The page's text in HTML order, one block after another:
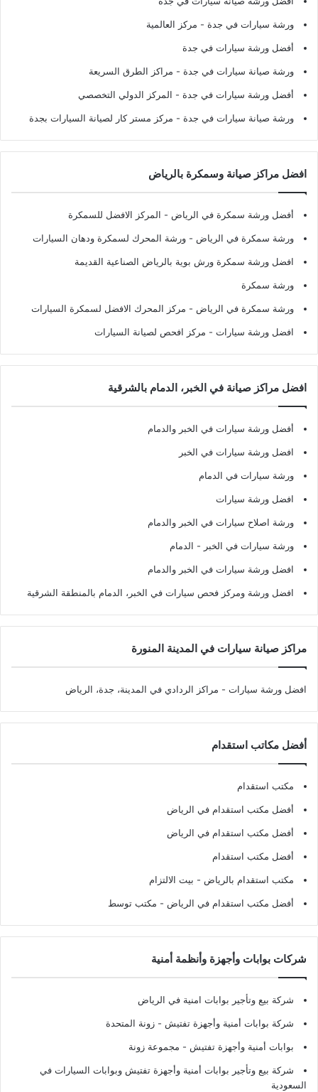
ورشة سيارات في جدة - مركز العالمية
أفضل ورشة سيارات في جدة
ورشة صيانة سيارات في جدة - مراكز الطرق السريعة
أفضل ورشة سيارات في جدة - المركز الدولي التخصصي
ورشة صيانة سيارات في جدة - مركز مستر كار لصيانة السيارات بجدة
افضل مراكز صيانة وسمكرة بالرياض
أفضل ورشة سمكرة في الرياض - المركز الافضل للسمكرة
ورشة سمكرة في الرياض - ورشة المحرك لسمكرة ودهان السيارات
افضل ورشة سمكرة ورش بوية بالرياض الصناعية القديمة
ورشة سمكرة
ورشة سمكرة في الرياض - مركز المحرك الافضل لسمكرة السيارات
افضل ورشة سيارات - مركز افحص لصيانة السيارات
افضل مراكز صيانة في الخبر، الدمام بالشرقية
أفضل ورشة سيارات في الخبر والدمام
افضل ورشة سيارات في الخبر
ورشة سيارات في الدمام
افضل ورشة سيارات
ورشة اصلاح سيارات في الخبر والدمام
ورشة سيارات في الخبر - الدمام
افضل ورشة سيارات في الخبر والدمام
افضل ورشة ومركز فحص سيارات في الخبر، الدمام بالمنطقة الشرقية
مراكز صيانة سيارات في المدينة المنورة
افضل ورشة سيارات - مراكز الردادي في المدينة، جدة، الرياض
أفضل مكاتب استقدام
مكتب استقدام
أفضل مكتب استقدام في الرياض
أفضل مكتب استقدام في الرياض
أفضل مكتب استقدام
مكتب استقدام بالرياض - بيت الالتزام
أفضل مكتب استقدام في الرياض - مكتب توسط
شركات بوابات وأجهزة وأنظمة أمنية
شركة بيع وتأجير بوابات امنية في الرياض
شركة بوابات أمنية وأجهزة تفتيش - زونة المتحدة
بوابات أمنية وأجهزة تفتيش - مجموعة زونة
شركة بيع وتأجير بوابات أمنية وأجهزة تفتيش وبوابات السيارات في
السعودية